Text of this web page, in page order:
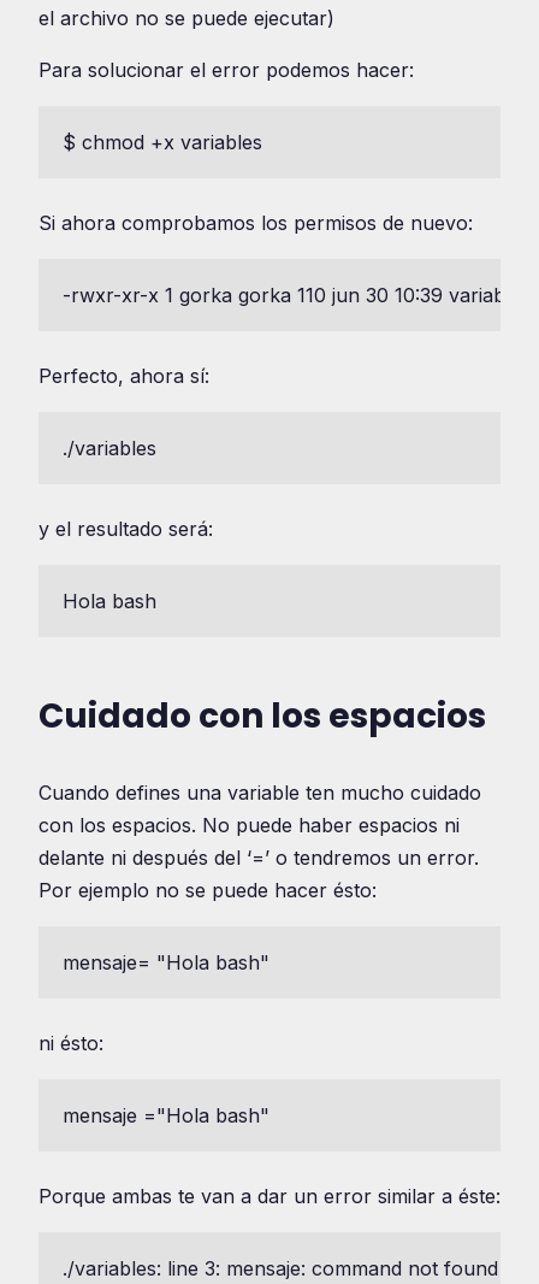
el archivo no se puede ejecutar)
Para solucionar el error podemos hacer:
$ chmod +x variables
Si ahora comprobamos los permisos de nuevo:
-rwxr-xr-x 1 gorka gorka 110 jun 30 10:39 variables
Perfecto, ahora sí:
./variables
y el resultado será:
Hola bash
Cuidado con los espacios
Cuando defines una variable ten mucho cuidado
con los espacios. No puede haber espacios ni
delante ni después del ‘=’ o tendremos un error.
Por ejemplo no se puede hacer ésto:
mensaje= "Hola bash"
ni ésto:
mensaje ="Hola bash"
Porque ambas te van a dar un error similar a éste:
./variables: line 3: mensaje: command not found